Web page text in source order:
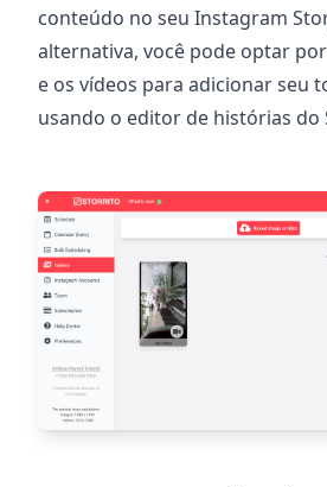
conteúdo no seu Instagram
alternativa, você pode optar
e os vídeos para adicionar seu
usando o editor de histórias do